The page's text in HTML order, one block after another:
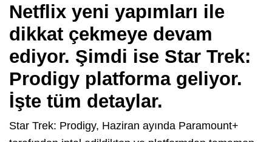
Netflix yeni yapımları ile
dikkat çekmeye devam
ediyor. Şimdi ise Star Trek:
Prodigy platforma geliyor.
İşte tüm detaylar.
Star Trek: Prodigy, Haziran ayında Paramount+